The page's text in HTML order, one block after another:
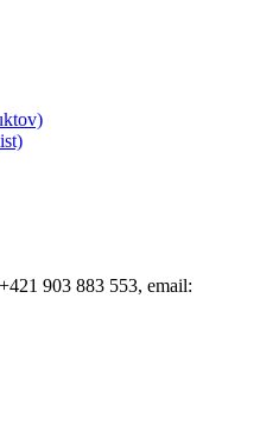
+421 903 883 553, email: